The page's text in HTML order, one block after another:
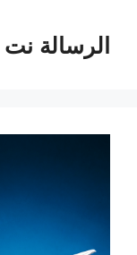
المحتوىالرسالة نت